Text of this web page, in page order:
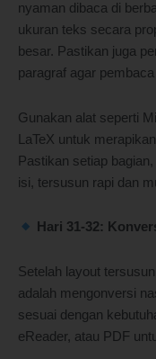
nyaman dibaca di
ukuran teks secara
besar. Pastikan juga
paragraf agar
Gunakan alat seperti
LaTeX untuk
Pastikan setiap
isi, tersusun rapi dan
Hari 31-32:
Setelah layout
adalah mengonversi
sesuai dengan
eReader, atau PDF